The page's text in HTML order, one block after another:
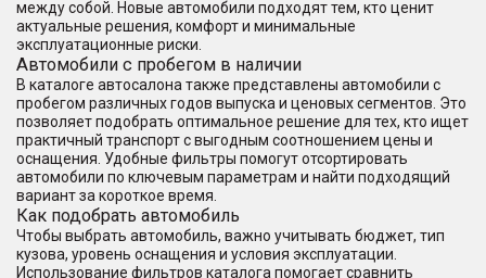
между собой. Новые автомобили подходят тем, кто ценит
актуальные решения, комфорт и минимальные
эксплуатационные риски.
Автомобили с пробегом в наличии
В каталоге автосалона также представлены автомобили с
пробегом различных годов выпуска и ценовых сегментов. Это
позволяет подобрать оптимальное решение для тех, кто ищет
практичный транспорт с выгодным соотношением цены и
оснащения. Удобные фильтры помогут отсортировать
автомобили по ключевым параметрам и найти подходящий
вариант за короткое время.
Как подобрать автомобиль
Чтобы выбрать автомобиль, важно учитывать бюджет, тип
кузова, уровень оснащения и условия эксплуатации.
Использование фильтров каталога помогает сравнить